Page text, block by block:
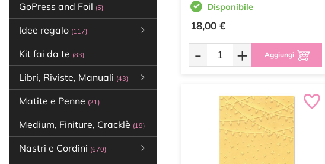
GoPress and Foil (5)
Idee regalo (117)
Kit fai da te (83)
Libri, Riviste, Manuali (43)
Matite e Penne (21)
Medium, Finiture, Cracklè (19)
Nastri e Cordini (670)
Disponibile
18,00 €
- + Aggiungi